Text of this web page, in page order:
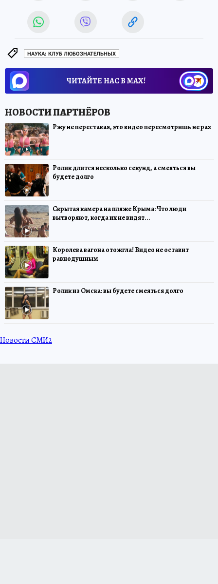
НАУКА: КЛУБ ЛЮБОЗНАТЕЛЬНЫХ
ЧИТАЙТЕ НАС В МАХ!
Ржу не переставая, это видео пересмотришь не раз
Ролик длится несколько секунд, а смеяться вы
будете долго
Скрытая камера на пляже Крыма: Что люди
вытворяют, когда их не видят...
Королева вагона отожгла! Видео не оставит
равнодушным
Ролик из Омска: вы будете смеяться долго
Новости СМИ2